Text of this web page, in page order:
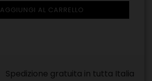
AGGIUNGI AL CARRELLO
Spedizione gratuita in tutta Italia